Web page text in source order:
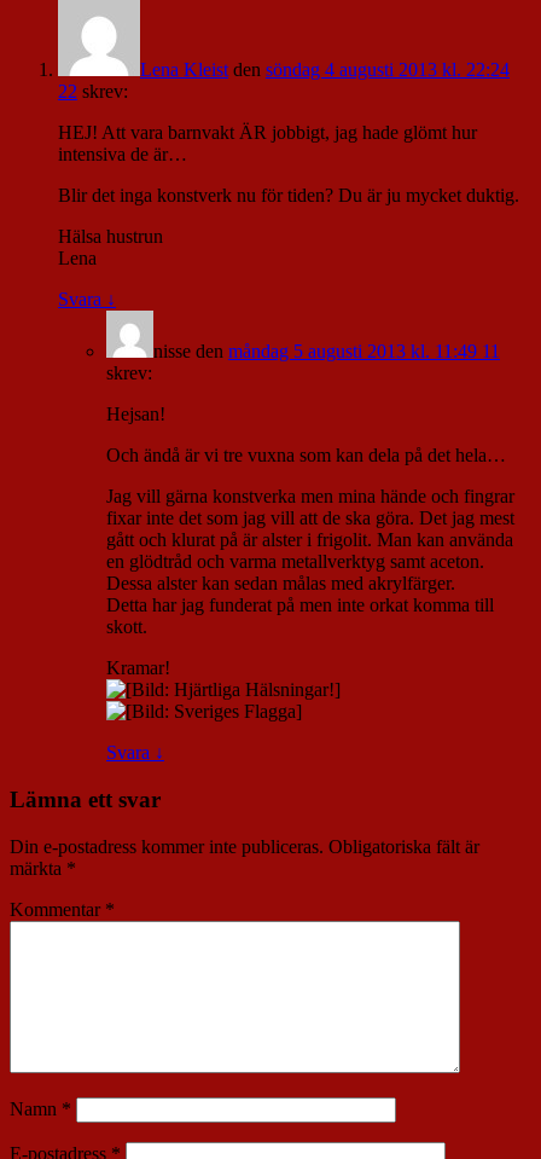
Lena Kleist den söndag 4 augusti 2013 kl. 22:24
22 skrev:
HEJ! Att vara barnvakt ÄR jobbigt, jag hade glömt hur
intensiva de är…
Blir det inga konstverk nu för tiden? Du är ju mycket duktig.
Hälsa hustrun
Lena
Svara ↓
nisse den måndag 5 augusti 2013 kl. 11:49 11
skrev:
Hejsan!
Och ändå är vi tre vuxna som kan dela på det hela…
Jag vill gärna konstverka men mina hände och fingrar
fixar inte det som jag vill att de ska göra. Det jag mest
gått och klurat på är alster i frigolit. Man kan använda
en glödtråd och varma metallverktyg samt aceton.
Dessa alster kan sedan målas med akrylfärger.
Detta har jag funderat på men inte orkat komma till
skott.
Kramar!
Svara ↓
Lämna ett svar
Din e-postadress kommer inte publiceras. Obligatoriska fält är
märkta *
Kommentar *
Namn *
E-postadress *